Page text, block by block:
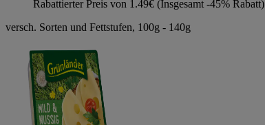
Rabattierter Preis von 1.49€ (Insgesamt -45% Rabatt)
versch. Sorten und Fettstufen, 100g - 140g